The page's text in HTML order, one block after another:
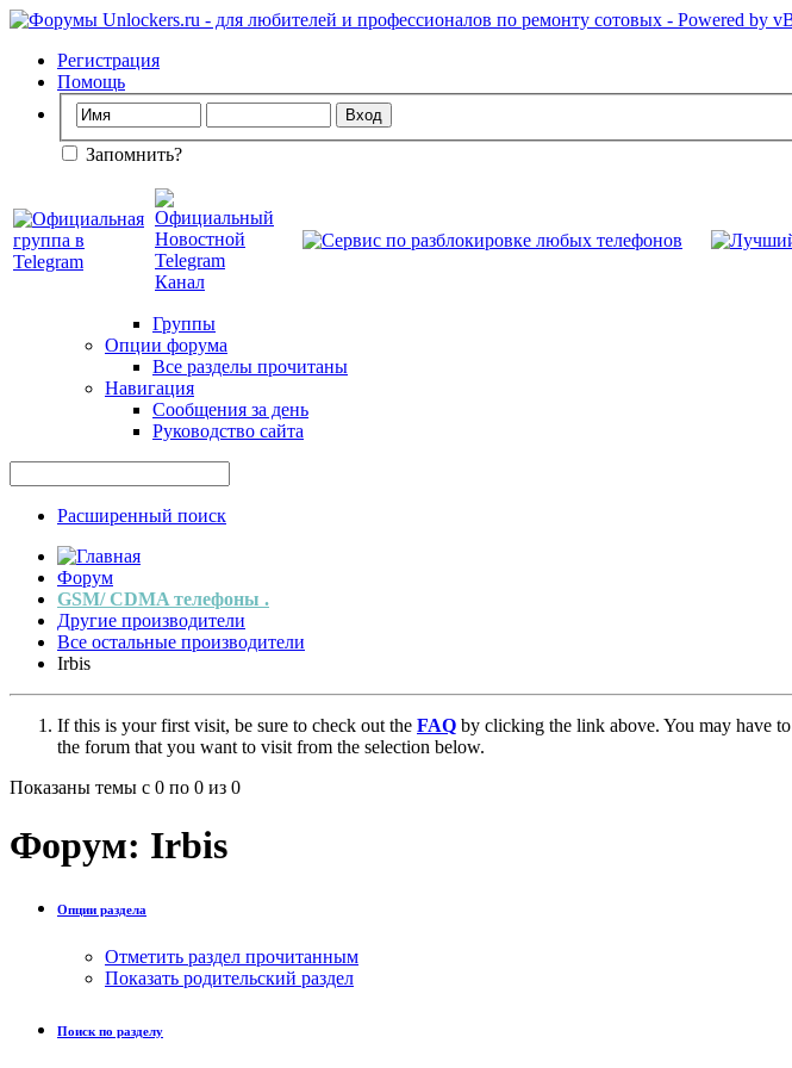
Регистрация
Помощь
Запомнить?
Группы
Опции форума
Все разделы прочитаны
Навигация
Сообщения за день
Руководство сайта
Расширенный поиск
Форум
GSM/ CDMA телефоны .
Другие производители
Все остальные производители
Irbis
If this is your first visit, be sure to check out the FAQ by clicking the link above. You may have to
the forum that you want to visit from the selection below.
Показаны темы с 0 по 0 из 0
Форум: Irbis
Опции раздела
Отметить раздел прочитанным
Показать родительский раздел
Поиск по разделу